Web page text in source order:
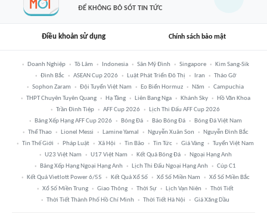
ĐỂ KHÔNG BỎ SÓT TIN TỨC
Điều khoản sử dụng Chính sách bảo mật
Doanh Nghiệp Tô Lâm Indonesia Sân Mỹ Đình Singapore
Kim Sang-Sik
Đình Bắc
ASEAN Cup 2026 Luật Phát Triển Đô Thị Iran
Tháo Gỡ
Sophon Zaram
Đội Tuyển Việt Nam Eo Biển Hormuz Năm
Campuchia
THPT Chuyên Tuyên Quang
Hạ Tầng Liên Bang Nga Khánh Sky
Hồ Văn Khoa
Trần Đình Tiệp
AFF Cup 2026
Lịch Thi Đấu AFF Cup 2026
Bảng Xếp Hạng AFF Cup 2026
Bóng Đá Báo Bóng Đá
Bóng Đá Việt Nam
Thể Thao
Lionel Messi Lamine Yamal Nguyễn Xuân Son
Nguyễn Đình Bắc
Tin Thế Giới
Pháp Luật Xã Hội Tin Bão Tin Tức Giá Vàng
Tuyển Việt Nam
U23 Việt Nam
U17 Việt Nam Kết Quả Bóng Đá
Ngoại Hạng Anh
Bảng Xếp Hạng Ngoại Hạng Anh
Lịch Thi Đấu Ngoại Hạng Anh
Cúp C1
Kết Quả Vietlott Power 6/55
Kết Quả Xổ Số Xổ Số Miền Nam
Xổ Số Miền Bắc
Xổ Số Miền Trung
Giao Thông Thời Sự Lịch Vạn Niên
Thời Tiết
Thời Tiết Thành Phố Hồ Chí Minh
Thời Tiết Hà Nội Giá Xăng Dầu